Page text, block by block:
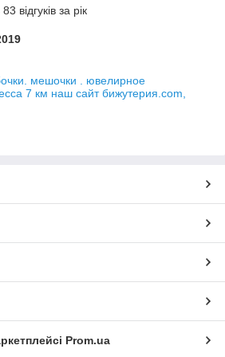
відгуків за рік
мешочки . ювелирное
7 км наш сайт бижутерия.com,
Prom.ua